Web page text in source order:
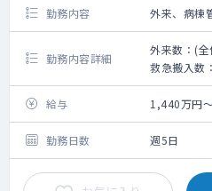
勤務内容 外来、病棟
勤務内容詳細
外来数：(
救急搬入
給与 1,440万円
勤務日数 週5日